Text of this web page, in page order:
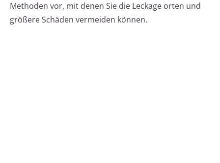
Methoden vor, mit denen Sie die Leckage orten und
größere Schäden vermeiden können.